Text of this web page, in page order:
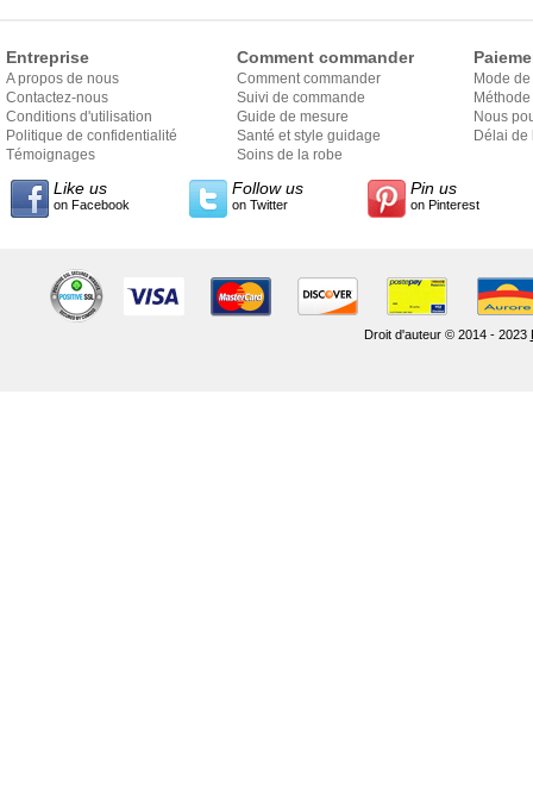
Entreprise
A propos de nous
Contactez-nous
Conditions d'utilisation
Politique de confidentialité
Témoignages
Comment commander
Comment commander
Suivi de commande
Guide de mesure
Santé et style guidage
Soins de la robe
Mode
Nous
Délai de
Like us
on Facebook
Follow us
on Twitter
Pin us
on Pinterest
Droit d'auteur © 2014 - 2023